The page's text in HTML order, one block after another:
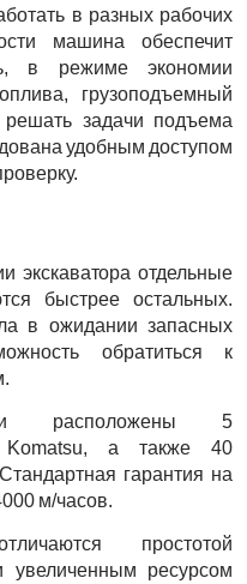
в разных рабочих
машина обеспечит
в режиме экономии
грузоподъемный
задачи подъема
удобным доступом
экскаватора отдельные
быстрее остальных.
в ожидании запасных
обратиться к
расположены 5
Komatsu, а также 40
гарантия на
м/часов.
простотой
увеличенным ресурсом